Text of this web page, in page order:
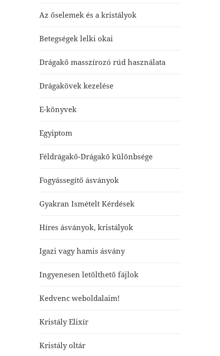
Az őselemek és a kristályok
Betegségek lelki okai
Drágakő masszírozó rúd használata
Drágakövek kezelése
E-könyvek
Egyiptom
Féldrágakő-Drágakő különbsége
Fogyássegítő ásványok
Gyakran Ismételt Kérdések
Híres ásványok, kristályok
Igazi vagy hamis ásvány
Ingyenesen letölthető fájlok
Kedvenc weboldalaim!
Kristály Elixír
Kristály oltár